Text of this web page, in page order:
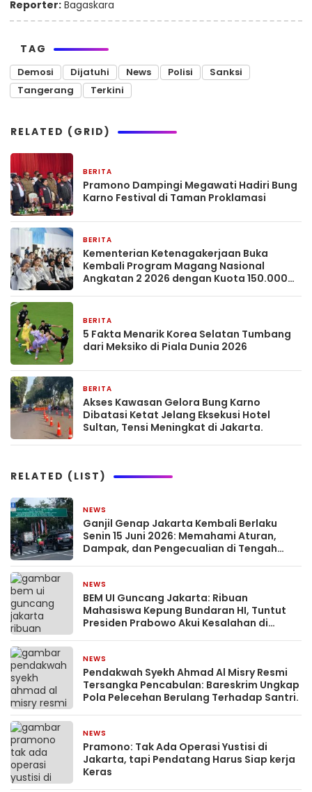
Reporter: Bagaskara
TAG
Demosi Dijatuhi News Polisi
Sanksi
Tangerang
Terkini
RELATED (GRID)
BERITA
Pramono Dampingi Megawati Hadiri Bung
Karno Festival di Taman Proklamasi
BERITA
Kementerian Ketenagakerjaan Buka
Kembali Program Magang Nasional
Angkatan 2 2026 dengan Kuota 150.000
BERITA
5 Fakta Menarik Korea Selatan Tumbang
dari Meksiko di Piala Dunia 2026
BERITA
Akses Kawasan Gelora Bung Karno
Dibatasi Ketat Jelang Eksekusi Hotel
Sultan, Tensi Meningkat di Jakarta.
RELATED (LIST)
NEWS
Ganjil Genap Jakarta Kembali Berlaku
Senin 15 Juni 2026: Memahami Aturan,
Dampak, dan Pengecualian di Tengah
NEWS
BEM UI Guncang Jakarta: Ribuan
Mahasiswa Kepung Bundaran HI, Tuntut
Presiden Prabowo Akui Kesalahan di
NEWS
Pendakwah Syekh Ahmad Al Misry Resmi
Tersangka Pencabulan: Bareskrim Ungkap
Pola Pelecehan Berulang Terhadap Santri.
NEWS
Pramono: Tak Ada Operasi Yustisi di
Jakarta, tapi Pendatang Harus Siap kerja
Keras